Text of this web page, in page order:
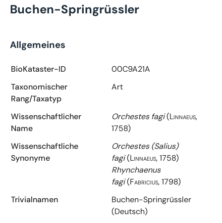
Buchen-Springrüssler
Allgemeines
BioKataster-ID
00C9A21A
Taxonomischer
Rang/Taxatyp
Art
Wissenschaftlicher
Name
Orchestes fagi(Linnaeus,
1758)
Wissenschaftliche
Synonyme
Orchestes (Salius)
fagi(Linnaeus, 1758)
Rhynchaenus
fagi(Fabricius, 1798)
Trivialnamen
Buchen-Springrüssler
(Deutsch)